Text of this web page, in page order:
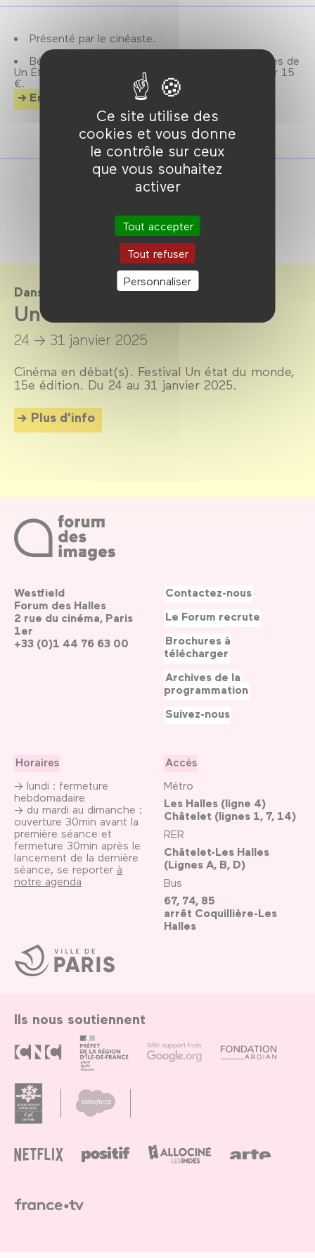
Ce site utilise des
cookies et vous donne
le contrôle sur ceux
que vous souhaitez
activer
Tout accepter
Tout refuser
Personnaliser
Présenté par le cinéaste.
Bénéficiez d'un accès illimité à toutes les séances de
Un État du monde, avec la carte Forum Festival pour 15
€.
En savoir plus.
Dans le cadre de
Un état du monde 2025
24 → 31 janvier 2025
Cinéma en débat(s). Festival Un état du monde,
15e édition. Du 24 au 31 janvier 2025.
Plus d'info
Ville
de
Paris
Westfield
Forum des Halles
2 rue du cinéma, Paris
1er
+33 (0)1 44 76 63 00
Horaires
→ lundi : fermeture
hebdomadaire
→ du mardi au dimanche :
ouverture 30min avant la
première séance et
fermeture 30min après le
lancement de la dernière
séance, se reporter à
notre agenda
Accès
Métro
Les Halles (ligne 4)
Châtelet (lignes 1, 7, 14)
RER
Châtelet-Les Halles
(Lignes A, B, D)
Bus
67, 74, 85
arrêt Coquillière-Les
Halles
Contactez-nous
Le Forum recrute
Brochures à
télécharger
Archives de la
programmation
Suivez-nous
Ils nous soutiennent